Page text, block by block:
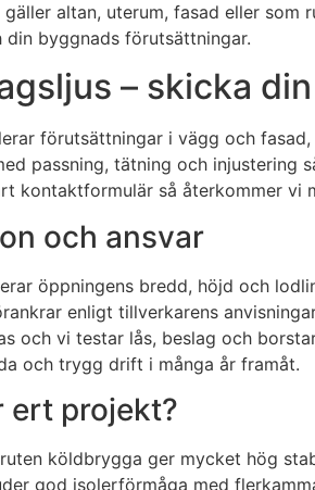
altan, uterum, fasad eller som
byggnads förutsättningar.
– skicka
förutsättningar i vägg och
passning, tätning och
kontaktformulär så återkommer
och ansvar
öppningens bredd, höjd och
enligt tillverkarens
och vi testar lås, beslag och
och trygg drift i många år framåt.
ert projekt?
köldbrygga ger mycket hög
god isolerförmåga med